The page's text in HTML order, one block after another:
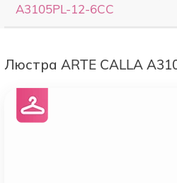
A3105PL-12-6CC
Люстра ARTE CALLA